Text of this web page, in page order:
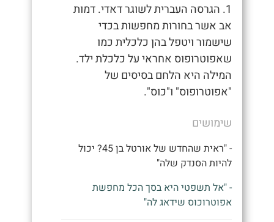
1. הגרסה העברית לשוגר דאדי. דמות
אב אשר בחורות מחפשות בכדי
שישמור ויטפל בהן כלכלית כמו
שאפוטרופוס אחראי על כלכלת ילד.
המילה היא הלחם בסיסים של
"אפוטרופוס" ו"כוס".
שימושים
- "ראית שהחדש של אורטל בן 45? יכול
להיות הסנדק שלה"
- "אל תשפטי היא בסך הכל מחפשת
אפוטרוכוס שידאג לה"